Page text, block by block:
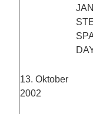
13. Oktober
2002